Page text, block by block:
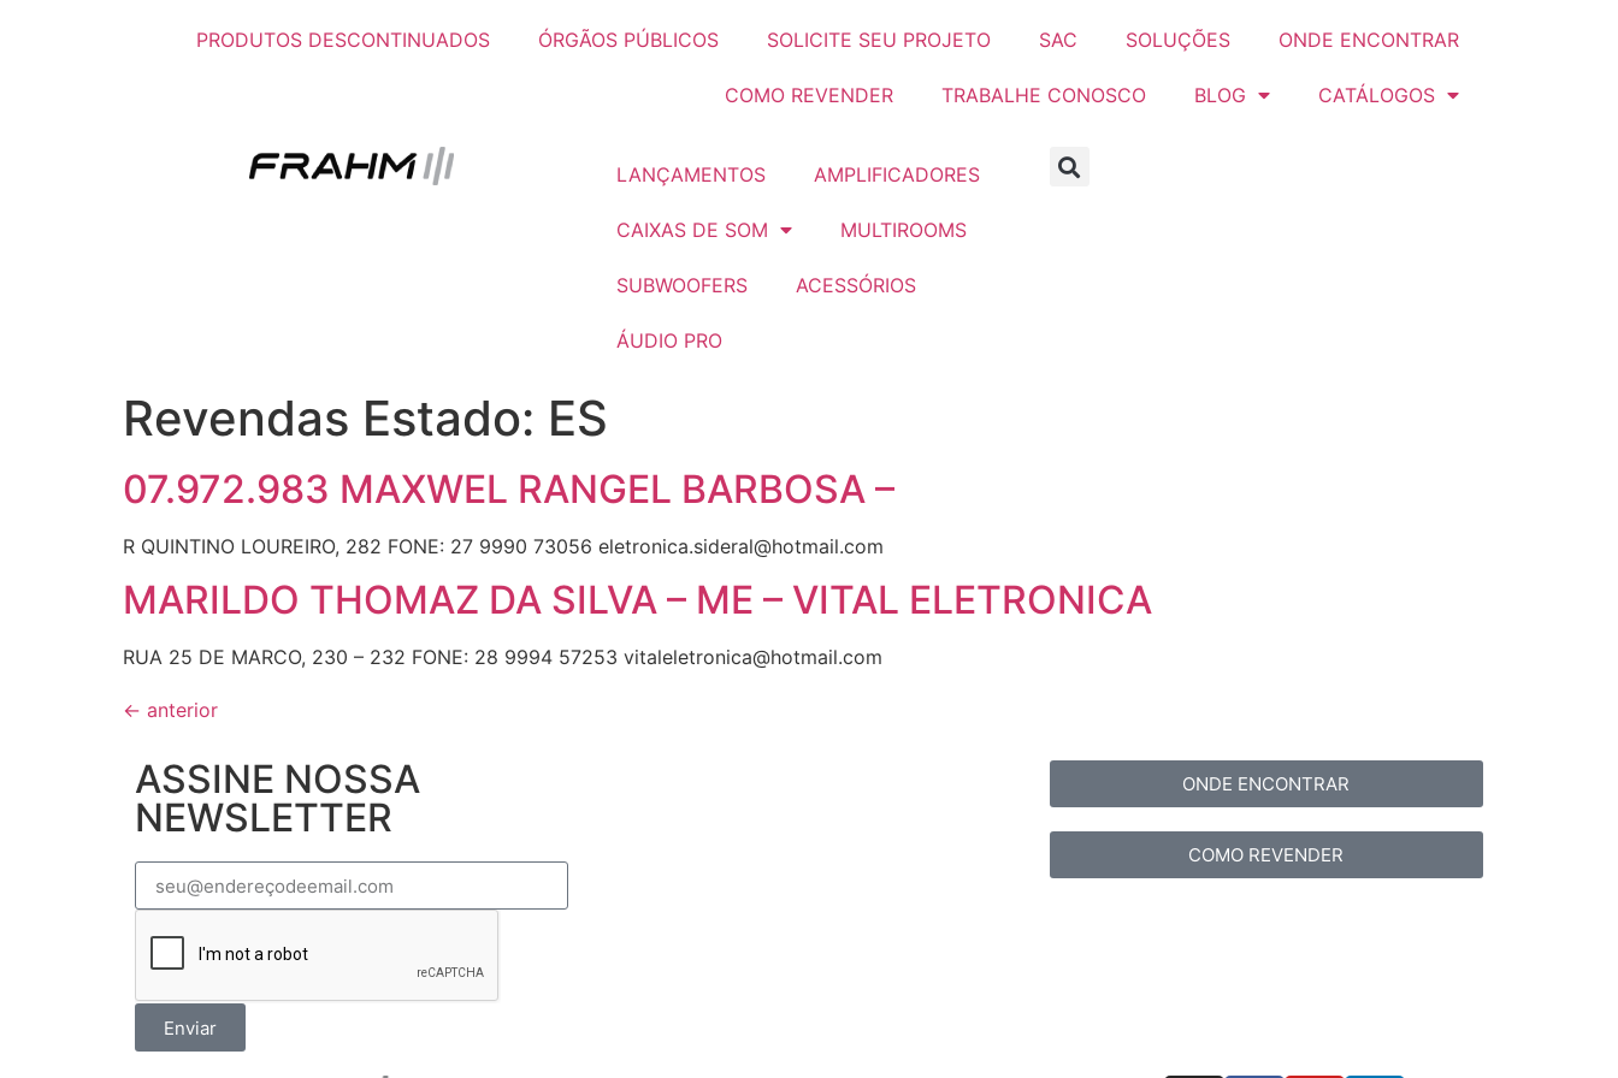
PRODUTOS DESCONTINUADOS ÓRGÃOS PÚBLICOS SOLICITE SEU PROJETO SAC SOLUÇÕES ONDE ENCONTRAR
COMO REVENDER TRABALHE CONOSCO BLOG CATÁLOGOS
LANÇAMENTOS AMPLIFICADORES
CAIXAS DE SOM MULTIROOMS
SUBWOOFERS ACESSÓRIOS
ÁUDIO PRO
Revendas Estado: ES
07.972.983 MAXWEL RANGEL BARBOSA –
R QUINTINO LOUREIRO, 282 FONE: 27 9990 73056 eletronica.sideral@hotmail.com
MARILDO THOMAZ DA SILVA – ME – VITAL ELETRONICA
RUA 25 DE MARCO, 230 – 232 FONE: 28 9994 57253 vitaleletronica@hotmail.com
← anterior
ASSINE NOSSA
NEWSLETTER
Enviar
ONDE ENCONTRAR
COMO REVENDER